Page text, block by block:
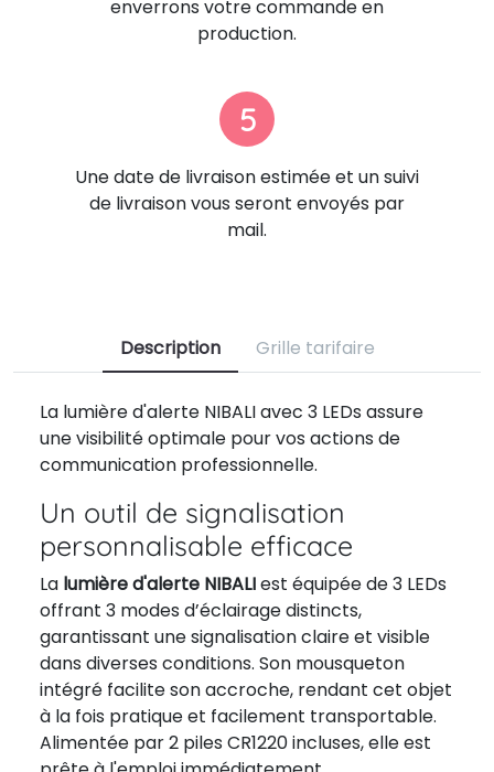
enverrons votre commande en
production.
5
Une date de livraison estimée et un suivi
de livraison vous seront envoyés par
mail.
Description Grille tarifaire
La lumière d'alerte NIBALI avec 3 LEDs assure
une visibilité optimale pour vos actions de
communication professionnelle.
Un outil de signalisation
personnalisable efficace
La lumière d'alerte NIBALIest équipée de 3 LEDs
offrant 3 modes d’éclairage distincts,
garantissant une signalisation claire et visible
dans diverses conditions. Son mousqueton
intégré facilite son accroche, rendant cet objet
à la fois pratique et facilement transportable.
Alimentée par 2 piles CR1220 incluses, elle est